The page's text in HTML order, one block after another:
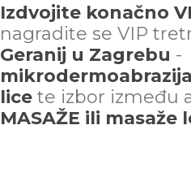
Izdvojite konačno
nagradite se VIP
Geranij u Zagrebu -
lice te izbor između
MASAŽE ili masaže